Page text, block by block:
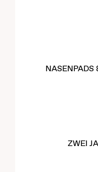
NASENPADS
ZWEI